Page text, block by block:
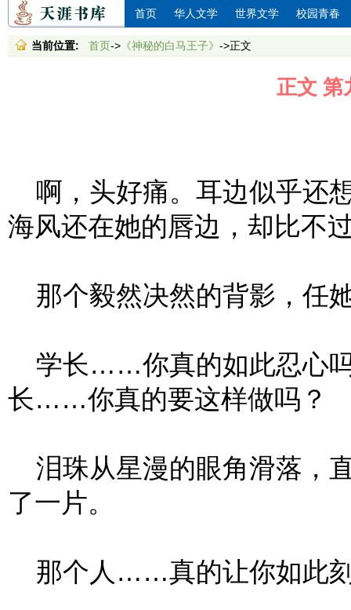
首页 华人文学 世界文学 校园青春
当前位置: 首页-> 《神秘的白马王子》 ->正文
正文 第
啊，头好痛。耳边似乎还
海风还在她的唇边，却比
那个毅然决然的背影，任
学长……你真的如此忍心
长……你真的要这样做吗？
泪珠从星漫的眼角滑落，
了一片。
那个人……真的让你如此